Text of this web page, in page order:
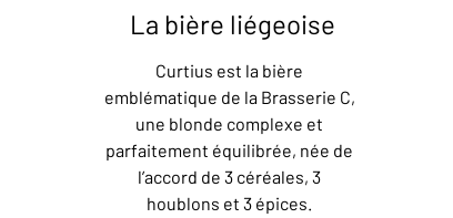
La bière liégeoise
Curtius est la bière
emblématique de la Brasserie C,
une blonde complexe et
parfaitement équilibrée, née de
l’accord de 3 céréales, 3
houblons et 3 épices.